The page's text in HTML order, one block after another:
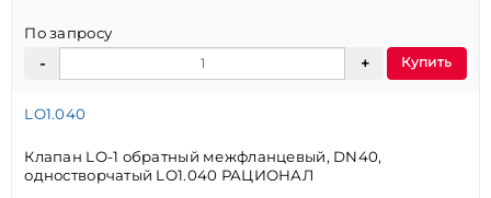
По запросу
Купить
LO1.040
Клапан LO-1 обратный межфланцевый, DN40,
одностворчатый LO1.040 РАЦИОНАЛ